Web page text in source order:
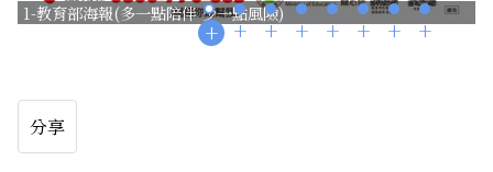
1-教育部海報(多一點陪伴 少一點風險)
分享